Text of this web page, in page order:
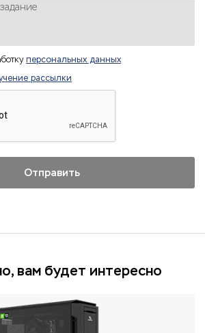
персональных данных
рассылки
вам будет интересно